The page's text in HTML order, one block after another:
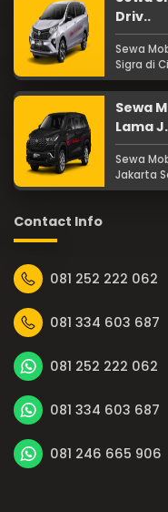
Driv..
Sewa
Sigra di
Sewa
Lama
Sewa
Jakarta
Contact Info
081 252 222 062
081 334 603 687
081 252 222 062
081 334 603 687
081 246 665 906